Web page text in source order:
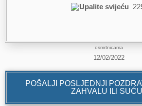
Upalite svijeću
osmrtnicama
12/02/2022
POŠALJI POSLJEDNJI
ZAHVALU ILI